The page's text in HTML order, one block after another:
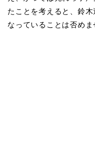
たことを考えると、鈴
なっていることは否めま